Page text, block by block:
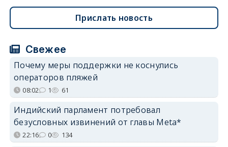
Прислать новость
Свежее
Почему меры поддержки не коснулись
операторов пляжей
08:02 1 61
Индийский парламент потребовал
безусловных извинений от главы Meta*
22:16 0 134